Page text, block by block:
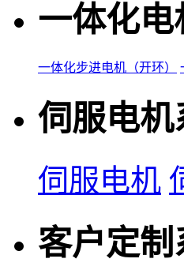
一体化电
一体化步进电机（开环）
伺服电机
伺服电机
客户定制